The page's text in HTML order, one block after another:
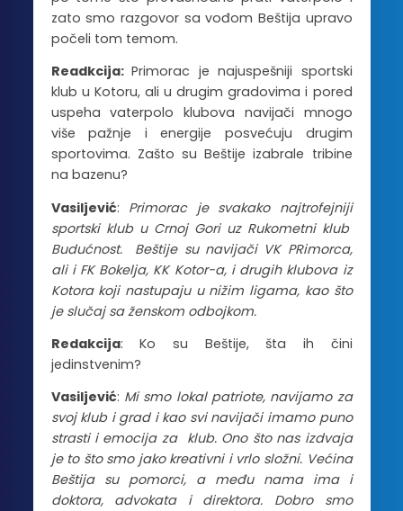
zato smo razgovor sa vođom Beštija upravo
počeli tom temom.
Readkcija: Primorac je najuspešniji sportski
klub u Kotoru, ali u drugim gradovima i pored
uspeha vaterpolo klubova navijači mnogo
više pažnje i energije posvećuju drugim
sportovima. Zašto su Beštije izabrale tribine
na bazenu?
Vasiljević: Primorac je svakako najtrofejniji
sportski klub u Crnoj Gori uz Rukometni klub
Budućnost. Beštije su navijači VK PRimorca,
ali i FK Bokelja, KK Kotor-a, i drugih klubova iz
Kotora koji nastupaju u nižim ligama, kao što
je slučaj sa ženskom odbojkom.
Redakcija: Ko su Beštije, šta ih čini
jedinstvenim?
Vasiljević: Mi smo lokal patriote, navijamo za
svoj klub i grad i kao svi navijači imamo puno
strasti i emocija za klub. Ono što nas izdvaja
je to što smo jako kreativni i vrlo složni. Većina
Beštija su pomorci, a među nama ima i
doktora, advokata i direktora. Dobro smo